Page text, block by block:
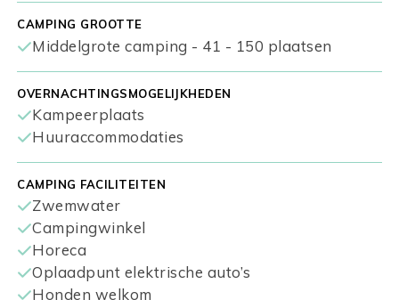
CAMPING GROOTTE
Middelgrote camping - 41 - 150 plaatsen
OVERNACHTINGSMOGELIJKHEDEN
Kampeerplaats
Huuraccommodaties
CAMPING FACILITEITEN
Zwemwater
Campingwinkel
Horeca
Oplaadpunt elektrische auto’s
Honden welkom